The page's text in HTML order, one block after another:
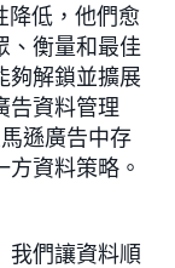
降低，他們愈
、衡量和最佳
夠解鎖並擴展
告資料管理
遜廣告中存
資料策略。
我們讓資料順